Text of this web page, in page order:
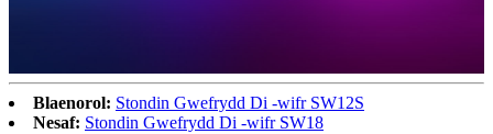
Blaenorol: Stondin Gwefrydd Di -wifr SW12S
Nesaf: Stondin Gwefrydd Di -wifr SW18